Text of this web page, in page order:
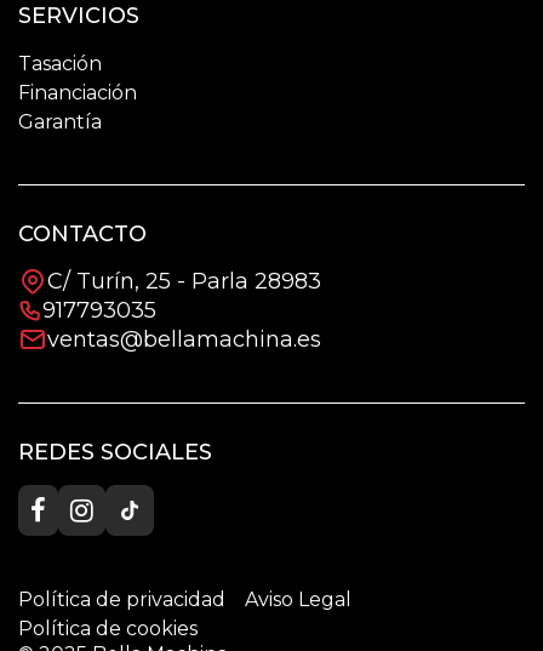
SERVICIOS
Tasación
Financiación
Garantía
CONTACTO
C/ Turín, 25 - Parla 28983
917793035
ventas@bellamachina.es
REDES SOCIALES
Política de privacidad
Aviso Legal
Política de cookies